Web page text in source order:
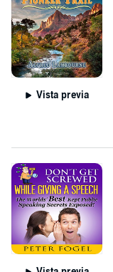
Vista previa